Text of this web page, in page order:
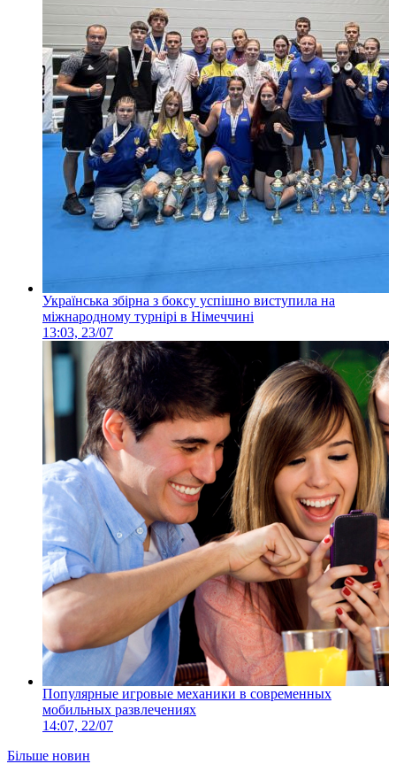
Українська збірна з боксу успішно виступила на
міжнародному турнірі в Німеччині
13:03, 23/07
Популярные игровые механики в современных
мобильных развлечениях
14:07, 22/07
Більше новин